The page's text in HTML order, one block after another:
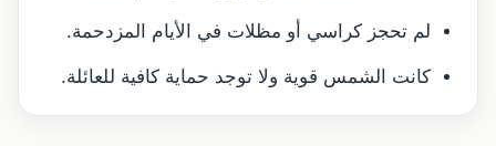
لم تحجز كراسي أو مظلات في الأيام المزدحمة.
كانت الشمس قوية ولا توجد حماية كافية للعائلة.